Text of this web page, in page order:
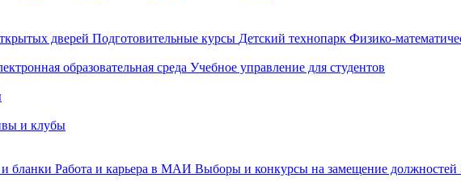
дверей Подготовительные курсы Детский технопарк Физико-
образовательная среда Учебное управление для студентов
и клубы
бланки Работа и карьера в МАИ Выборы и конкурсы на замещение должностей